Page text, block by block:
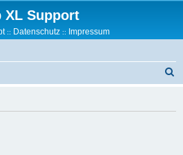
XL Support
:: Datenschutz:: Impressum